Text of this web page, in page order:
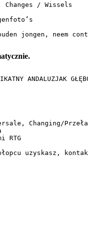
/ Wissels
jongen, neem
ANDALUZJAK
Changing/
RTG
uzyskasz,